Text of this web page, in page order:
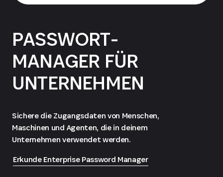
PASSWORT-
MANAGER FÜR
UNTERNEHMEN
Sichere die Zugangsdaten von Menschen,
Maschinen und Agenten, die in deinem
Unternehmen verwendet werden.
Erkunde Enterprise Password Manager